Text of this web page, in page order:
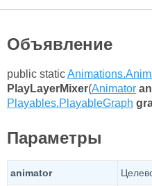
Объявление
public static
PlayLayerMixer(Animator
Playables.PlayableGraph
Параметры
animator